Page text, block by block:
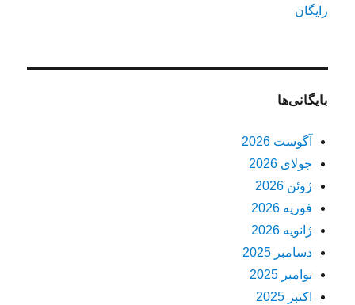
رایگان
بایگانی‌ها
آگوست 2026
جولای 2026
ژوئن 2026
فوریه 2026
ژانویه 2026
دسامبر 2025
نوامبر 2025
اکتبر 2025